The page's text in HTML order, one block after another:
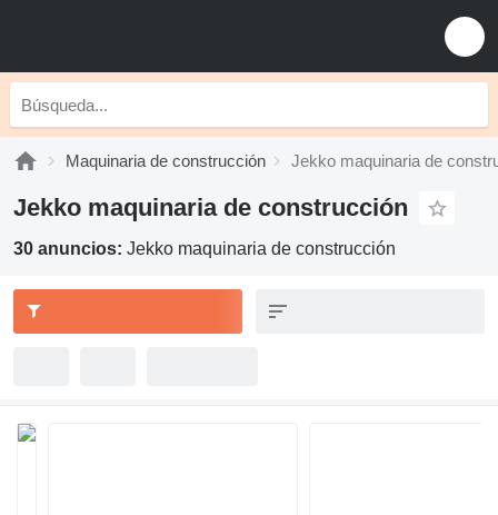
Maquinaria de construcción Jekko maquinaria de
Jekko maquinaria de construcción
30 anuncios: Jekko maquinaria de construcción